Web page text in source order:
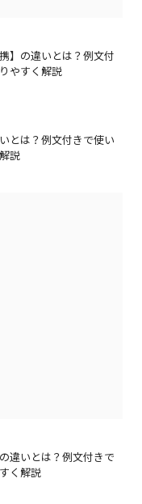
】の違いとは？例文付
やすく解説
とは？例文付きで使い
説
違いとは？例文付きで
く解説